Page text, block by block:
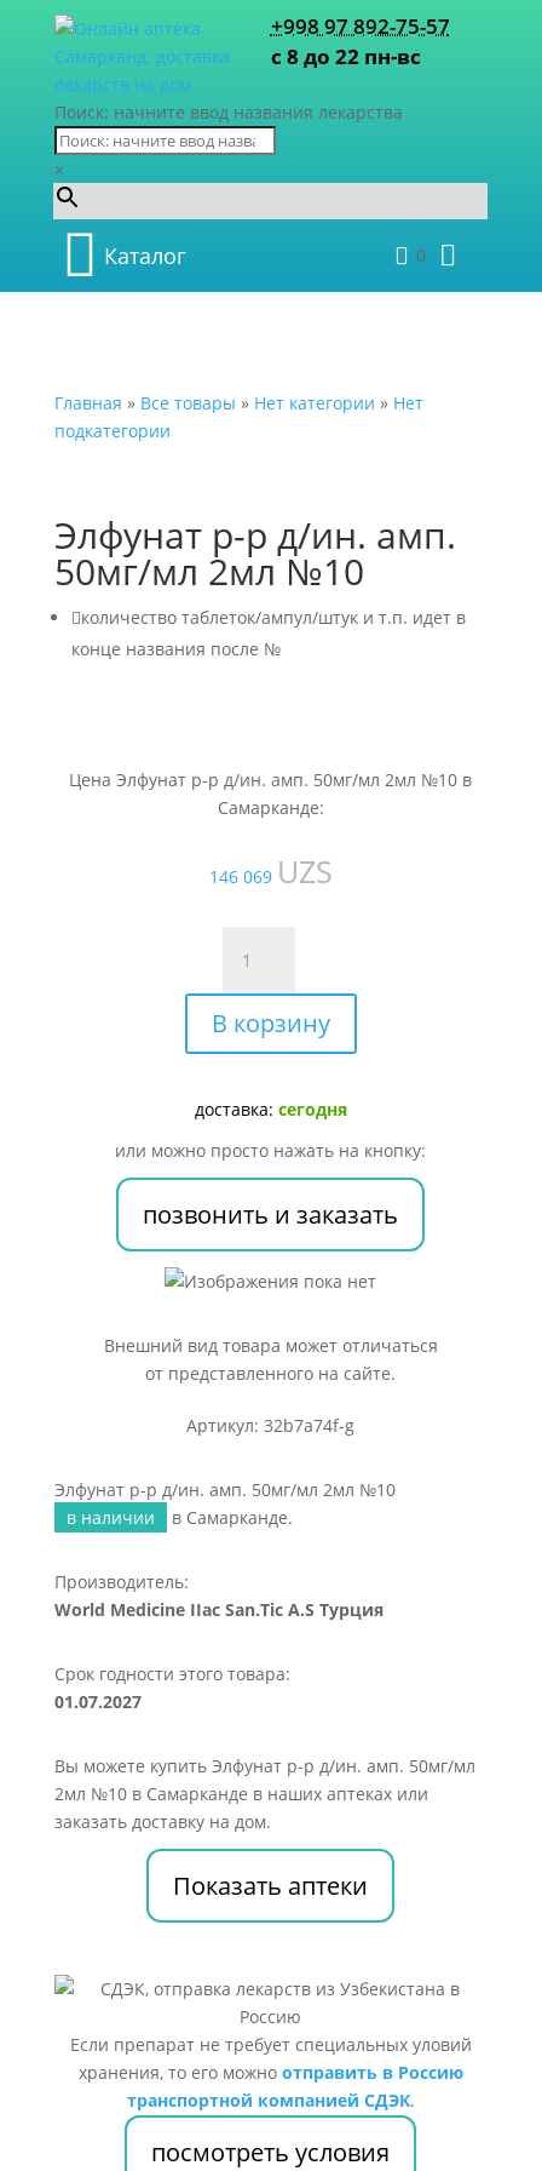
+998 97 892-75-57
с 8 до 22 пн-вс
Поиск: начните ввод названия лекарства
×
Каталог 0
Главная » Все товары » Нет категории » Нет
подкатегории
Элфунат р-р д/ин. амп.
50мг/мл 2мл №10
количество таблеток/ампул/штук и т.п. идет в
конце названия после №
Цена Элфунат р-р д/ин. амп. 50мг/мл 2мл №10 в
Самарканде:
146 069 UZS
товара
Элфунат
р-
р
ин.
50мг/
2мл
№10
В корзину
доставка: сегодня
или можно просто нажать на кнопку:
позвонить и заказать
Внешний вид товара может отличаться
от представленного на сайте.
Артикул: 32b7a74f-g
Элфунат р-р д/ин. амп. 50мг/мл 2мл №10
в наличии
в Самарканде.
Производитель:
World Мedicine IIac San.Tic A.S Турция
Срок годности этого товара:
01.07.2027
Вы можете купить Элфунат р-р д/ин. амп. 50мг/мл
2мл №10 в Самарканде в наших аптеках или
заказать доставку на дом.
Показать аптеки
Если препарат не требует специальных уловий
хранения, то его можно отправить в Россию
транспортной компанией СДЭК.
посмотреть условия